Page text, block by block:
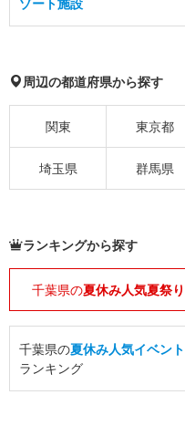
周辺の都道府県から探す
関東 東京都
埼玉県 群馬県
ランキングから探す
千葉県の夏休み人気夏祭り
千葉県の夏休み人気イベント
ランキング